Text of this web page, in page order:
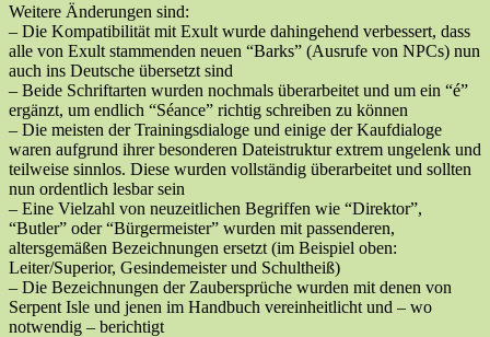
Weitere Änderungen sind:
– Die Kompatibilität mit Exult wurde dahingehend verbessert, dass
alle von Exult stammenden neuen “Barks” (Ausrufe von NPCs) nun
auch ins Deutsche übersetzt sind
– Beide Schriftarten wurden nochmals überarbeitet und um ein “é”
ergänzt, um endlich “Séance” richtig schreiben zu können
– Die meisten der Trainingsdialoge und einige der Kaufdialoge
waren aufgrund ihrer besonderen Dateistruktur extrem ungelenk und
teilweise sinnlos. Diese wurden vollständig überarbeitet und sollten
nun ordentlich lesbar sein
– Eine Vielzahl von neuzeitlichen Begriffen wie “Direktor”,
“Butler” oder “Bürgermeister” wurden mit passenderen,
altersgemäßen Bezeichnungen ersetzt (im Beispiel oben:
Leiter/Superior, Gesindemeister und Schultheiß)
– Die Bezeichnungen der Zaubersprüche wurden mit denen von
Serpent Isle und jenen im Handbuch vereinheitlicht und – wo
notwendig – berichtigt